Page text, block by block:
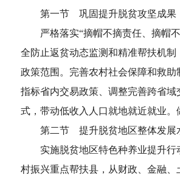
第一节 巩固提升脱贫攻坚成果
严格落实“摘帽不摘责任、摘帽
全防止返贫动态监测和精准帮扶机
政策范围。完善农村社会保障和救
指标省内交易政策、调整完善跨省
式，带动低收入人口就地就近就业。
第二节 提升脱贫地区整体发展
实施脱贫地区特色种养业提升
村振兴重点帮扶县，从财政、金融